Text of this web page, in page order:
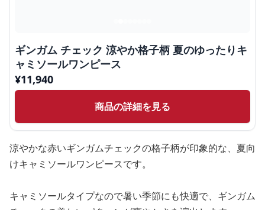
ギンガム チェック 涼やか格子柄 夏のゆったりキ
ャミソールワンピース
¥11,940
商品の詳細を見る
涼やかな赤いギンガムチェックの格子柄が印象的な、夏向
けキャミソールワンピースです。
キャミソールタイプなので暑い季節にも快適で、ギンガム